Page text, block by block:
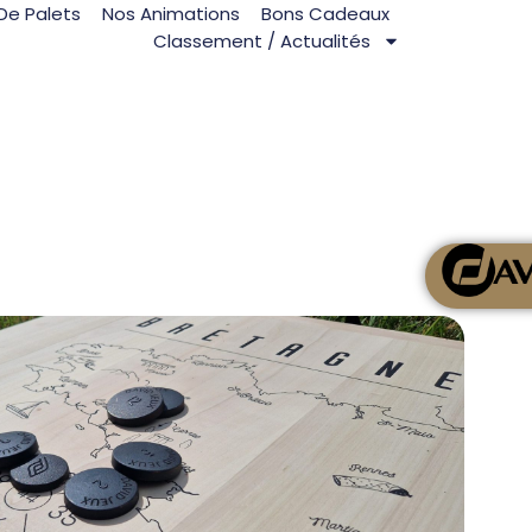
Palets Nos Animations
Bons Cadeaux
Classement / Actualités